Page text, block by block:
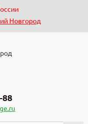
Новгород
88